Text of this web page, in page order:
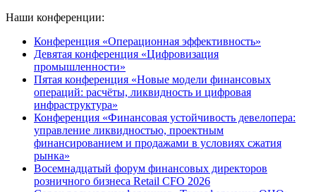
Наши конференции:
Конференция «Операционная эффективность»
Девятая конференция «Цифровизация
промышленности»
Пятая конференция «Новые модели финансовых
операций: расчёты, ликвидность и цифровая
инфраструктура»
Конференция «Финансовая устойчивость девелопера:
управление ликвидностью, проектным
финансированием и продажами в условиях сжатия
рынка»
Восемнадцатый форум финансовых директоров
розничного бизнеса Retail CFO 2026